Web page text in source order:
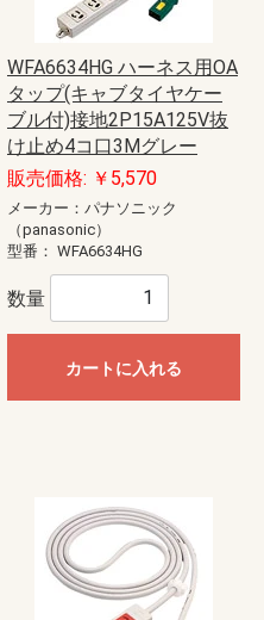
WFA6634HG ハーネス用OA
タップ(キャブタイヤケー
ブル付)接地2P15A125V抜
け止め4コ口3Mグレー
販売価格: ￥5,570
メーカー：パナソニック
（panasonic）
型番： WFA6634HG
数量
カートに入れる